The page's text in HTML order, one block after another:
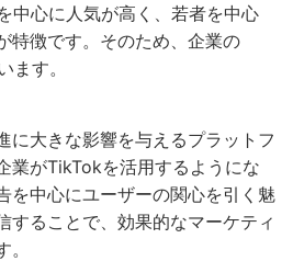
中心に人気が高く、若者を中心
特徴です。そのため、企業の
ます。
に大きな影響を与えるプラットフ
業がTikTokを活用するようにな
を中心にユーザーの関心を引く魅
することで、効果的なマーケティ